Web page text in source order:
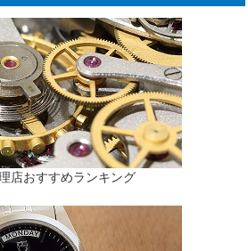
店おすすめランキング